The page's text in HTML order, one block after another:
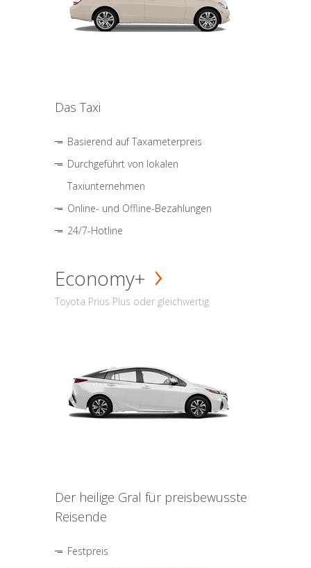
Das Taxi
Basierend auf Taxameterpreis
Durchgeführt von lokalen
Taxiunternehmen
Online- und Offline-Bezahlungen
24/7-Hotline
Economy+
Toyota Prius Plus oder gleichwertig
Der heilige Gral für preisbewusste
Reisende
Festpreis